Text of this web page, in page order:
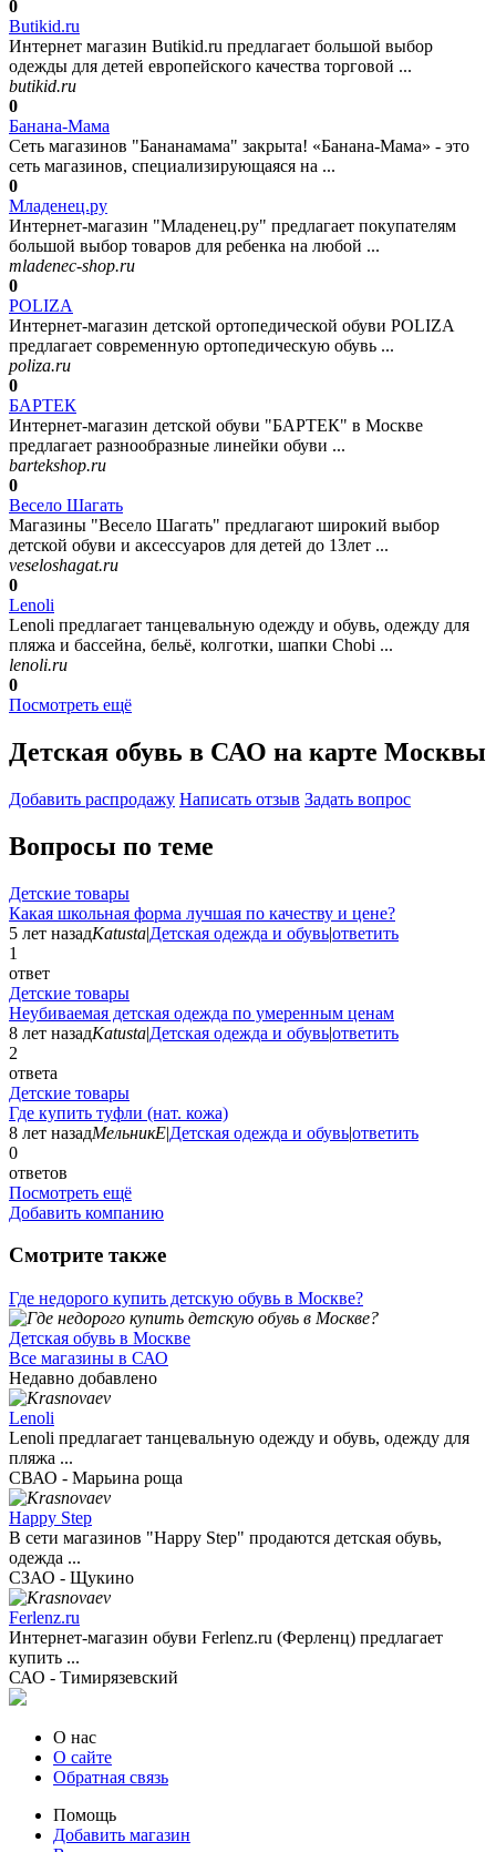
0
Butikid.ru
Интернет магазин Butikid.ru предлагает большой выбор
одежды для детей европейского качества торговой ...
butikid.ru
0
Банана-Мама
Сеть магазинов "Бананамама" закрыта! «Банана-Мама» - это
сеть магазинов, специализирующаяся на ...
0
Младенец.ру
Интернет-магазин "Младенец.ру" предлагает покупателям
большой выбор товаров для ребенка на любой ...
mladenec-shop.ru
0
POLIZA
Интернет-магазин детской ортопедической обуви POLIZA
предлагает современную ортопедическую обувь ...
poliza.ru
0
БАРТЕК
Интернет-магазин детской обуви "БАРТЕК" в Москве
предлагает разнообразные линейки обуви ...
bartekshop.ru
0
Весело Шагать
Магазины "Весело Шагать" предлагают широкий выбор
детской обуви и аксессуаров для детей до 13лет ...
veseloshagat.ru
0
Lenoli
Lenoli предлагает танцевальную одежду и обувь, одежду для
пляжа и бассейна, бельё, колготки, шапки Chobi ...
lenoli.ru
0
Посмотреть ещё
Детская обувь в САО на карте Москвы
Добавить раcпродажу Написать отзыв Задать вопрос
Вопросы по теме
Детские товары
Какая школьная форма лучшая по качеству и цене?
5 лет назадKatusta|Детская одежда и обувь|ответить
1
ответ
Детские товары
Неубиваемая детская одежда по умеренным ценам
8 лет назадKatusta|Детская одежда и обувь|ответить
2
ответа
Детские товары
Где купить туфли (нат. кожа)
8 лет назадМельникЕ|Детская одежда и обувь|ответить
0
ответов
Посмотреть ещё
Добавить компанию
Смотрите также
Где недорого купить детскую обувь в Москве?
Детская обувь в Москве
Все магазины в САО
Недавно добавлено
Lenoli
Lenoli предлагает танцевальную одежду и обувь, одежду для
пляжа ...
СВАО - Марьина роща
Happy Step
В сети магазинов "Happy Step" продаются детская обувь,
одежда ...
СЗАО - Щукино
Ferlenz.ru
Интернет-магазин обуви Ferlenz.ru (Ферленц) предлагает
купить ...
САО - Тимирязевский
О нас
О сайте
Обратная связь
Помощь
Добавить магазин